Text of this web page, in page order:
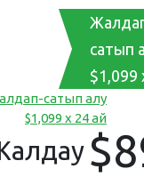
сатып
$1,099
сатып алу
$1,099 x 24 ай